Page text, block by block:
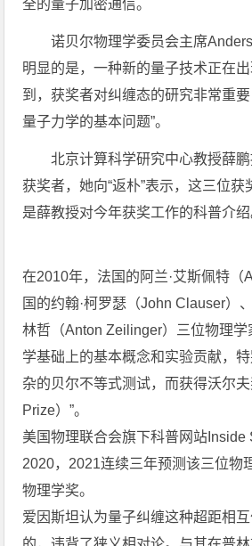
全的量子加密通信。
诺贝尔物理学委员会主席
明显的是，一种新的量子技术正在
到，获奖者对纠缠态的研究非常重
量子力学的基本问题”。
北京计算科学研究中心教授薛
获奖者，她向“返朴”表示，这三位
是薛教授对今年获奖工作的科普介绍
在2010年，法国的阿兰·艾斯佩特（
国的约翰·柯罗瑟（John Clauser）
林哲（Anton Zeilinger）三位物理学
学基础上的基本概念和实验贡献，
杂的贝尔不等式测试，而获得沃尔
Prize）”。
美国物理联合会旗下科普网站Inside
2020，2021连续三年预测该三位物
物理学奖。
爱因斯坦认为量子纠缠这种超距相